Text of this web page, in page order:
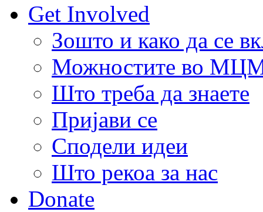
Get Involved
Зошто и како да се
Можностите во
Што треба да знаете
Пријави се
Сподели идеи
Што рекоа за нас
Donate